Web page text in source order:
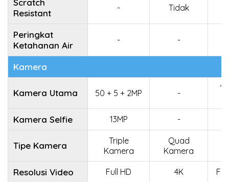
Scratch
Resistant
- Tidak
Peringkat
Ketahanan Air
- -
Kamera
Kamera Utama 50 + 5 + 2MP -
Kamera Selfie 13MP -
Tipe Kamera
Triple
Kamera
Quad
Kamera
Resolusi Video Full HD 4K